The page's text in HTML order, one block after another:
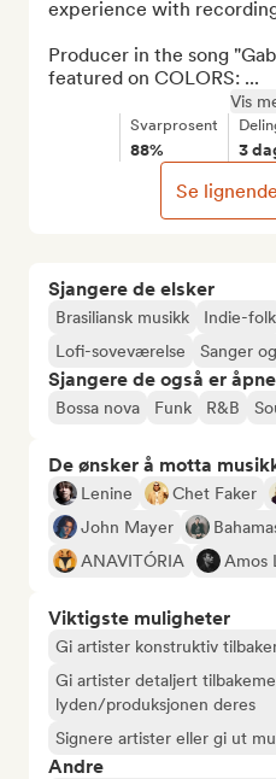
Sjangere de elsker
Brasiliansk musikk Indie-folk
Lofi-soveværelse
Sanger
Sjangere de også er
Bossa nova Funk R&B
De ønsker å motta
Lenine Chet Faker
John Mayer
ANAVITÓRIA
Amos
Viktigste muligheter
Gi artister konstruktiv
Gi artister detaljert
lyden/produksjonen deres
Signere artister eller gi ut
Andre
experience with
Producer in the song
featured on COLORS: ...
Vis
Svarprosent
88% 3
Se